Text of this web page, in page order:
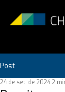
Post
24 de set. de 20242